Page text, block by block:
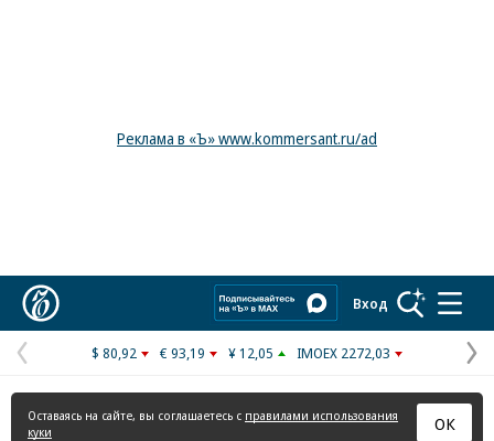
Реклама в «Ъ» www.kommersant.ru/ad
Вход
Предыдущая
страница
$ 80,92 € 93,19 ¥ 12,05 IMOEX 2272,03
Оставаясь на сайте, вы соглашаетесь с правилами использования
куки
ОК